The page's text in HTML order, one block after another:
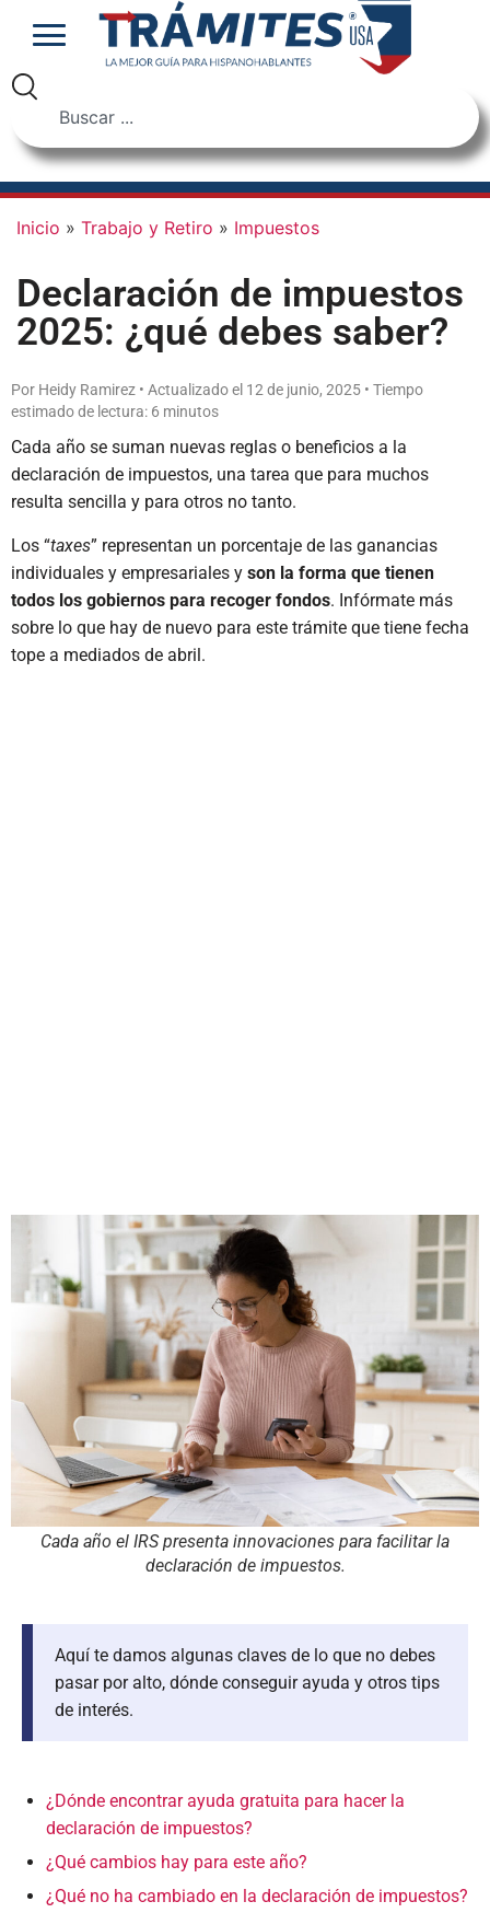
Inicio » Trabajo y Retiro » Impuestos
Declaración de impuestos
2025: ¿qué debes saber?
Por Heidy Ramirez • Actualizado el 12 de junio, 2025 • Tiempo
estimado de lectura: 6 minutos
Cada año se suman nuevas reglas o beneficios a la
declaración de impuestos, una tarea que para muchos
resulta sencilla y para otros no tanto.
Los “taxes” representan un porcentaje de las ganancias
individuales y empresariales y son la forma que tienen
todos los gobiernos para recoger fondos. Infórmate más
sobre lo que hay de nuevo para este trámite que tiene fecha
tope a mediados de abril.
Cada año el IRS presenta innovaciones para facilitar la
declaración de impuestos.
Aquí te damos algunas claves de lo que no debes
pasar por alto, dónde conseguir ayuda y otros tips
de interés.
¿Dónde encontrar ayuda gratuita para hacer la
declaración de impuestos?
¿Qué cambios hay para este año?
¿Qué no ha cambiado en la declaración de impuestos?